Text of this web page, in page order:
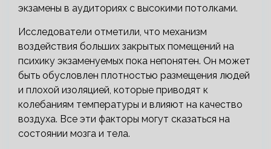
экзамены в аудиториях с высокими потолками.
Исследователи отметили, что механизм
воздействия больших закрытых помещений на
психику экзаменуемых пока непонятен. Он может
быть обусловлен плотностью размещения людей
и плохой изоляцией, которые приводят к
колебаниям температуры и влияют на качество
воздуха. Все эти факторы могут сказаться на
состоянии мозга и тела.